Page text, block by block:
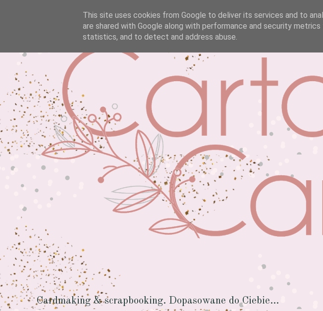
Cardmaking & scrapbooking. Dopasowane do Ciebie...
This site uses cookies from Google to deliver its services and to
are shared with Google along with performance and security
statistics, and to detect and address abuse.